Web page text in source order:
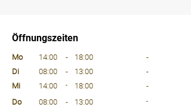
Öffnungszeiten
Mo
14:00 - 18:00
-
Di
08:00 - 13:00
-
Mi
14:00 - 18:00
-
Do
08:00 - 13:00 -